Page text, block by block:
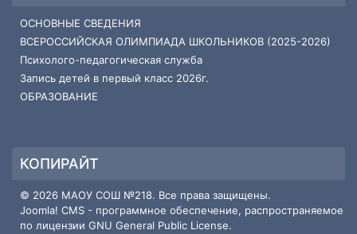
ОСНОВНЫЕ СВЕДЕНИЯ
ВСЕРОССИЙСКАЯ ОЛИМПИАДА ШКОЛЬНИКОВ (2025-2026)
Психолого-педагогическая служба
Запись детей в первый класс 2026г.
ОБРАЗОВАНИЕ
КОПИРАЙТ
© 2026 МАОУ СОШ №218. Все права защищены.
Joomla! CMS - программное обеспечение, распространяемое
по лицензии GNU General Public License.